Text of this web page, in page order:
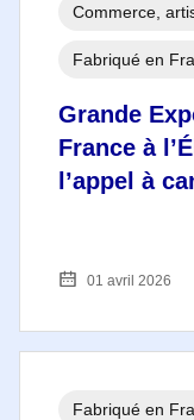
Grande
France à
l’appel à
Commerce,
Fabriqué en
01 avril 2026
Fabriqué en